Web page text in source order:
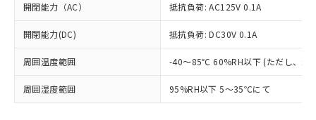
開閉能力（AC） 抵抗負荷: AC125V 0.1A
開閉能力(DC) 抵抗負荷: DC30V 0.1A
周囲温度範囲 -40～85℃ 60%RH以下 (ただし、氷
周囲湿度範囲 95%RH以下 5～35℃にて
※1 対応状況
対応済み：EU RoHS指令（10物質）の